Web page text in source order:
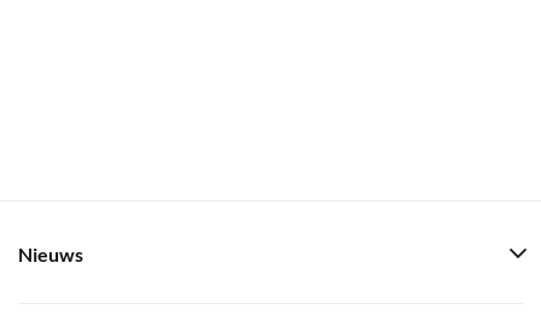
Nieuws